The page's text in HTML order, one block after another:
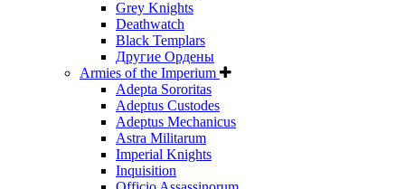
Grey Knights
Deathwatch
Black Templars
Другие Ордены
Armies of the Imperium
Adepta Sororitas
Adeptus Custodes
Adeptus Mechanicus
Astra Militarum
Imperial Knights
Inquisition